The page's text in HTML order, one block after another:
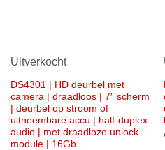
Uitverkocht
DS4301 | HD deurbel met
camera | draadloos | 7″ scherm
| deurbel op stroom of
uitneembare accu | half-duplex
audio | met draadloze unlock
module | 16Gb